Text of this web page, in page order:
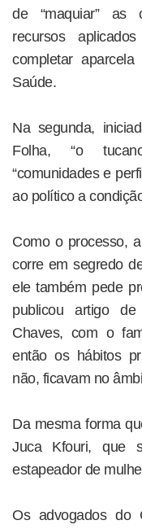
de “maquiar” as
recursos
completar
Saúde.
Na segunda,
Folha, “o
“comunidades e
ao político a
Como o processo,
corre em segredo
ele também pede
publicou artigo
Chaves, com o
então os hábitos
não, ficavam no
Da mesma forma
Juca Kfouri, que
estapeador de
Os advogados do